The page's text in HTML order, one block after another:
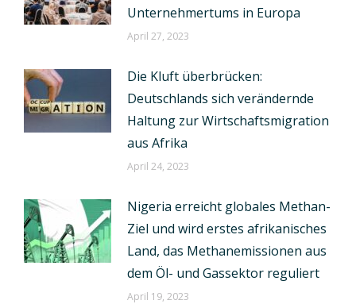
Unternehmertums in Europa
April 27, 2023
Die Kluft überbrücken:
Deutschlands sich verändernde
Haltung zur Wirtschaftsmigration
aus Afrika
April 24, 2023
Nigeria erreicht globales Methan-
Ziel und wird erstes afrikanisches
Land, das Methanemissionen aus
dem Öl- und Gassektor reguliert
April 19, 2023